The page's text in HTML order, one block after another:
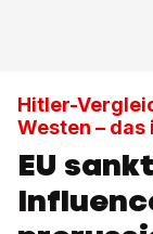
Hitler-
Westen – das
EU